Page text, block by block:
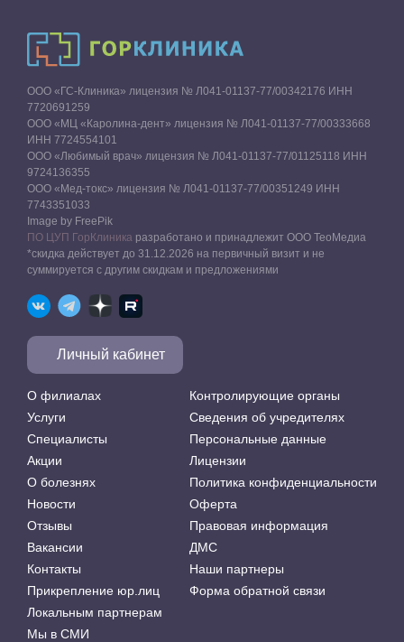
ООО «ГС-Клиника» лицензия № Л041-01137-77/00342176 ИНН
7720691259
ООО «МЦ «Каролина-дент» лицензия № Л041-01137-77/00333668
ИНН 7724554101
ООО «Любимый врач» лицензия № Л041-01137-77/01125118 ИНН
9724136355
ООО «Мед-токс» лицензия № Л041-01137-77/00351249 ИНН
7743351033
Image by FreePik
ПО ЦУП ГорКлиника разработано и принадлежит ООО ТеоМедиа
*скидка действует до 31.12.2026 на первичный визит и не
суммируется с другим скидкам и предложениями
О филиалах
Услуги
Специалисты
Акции
О болезнях
Новости
Отзывы
Вакансии
Контакты
Прикрепление юр.лиц
Локальным партнерам
Мы в СМИ
Контролирующие органы
Сведения об учредителях
Персональные данные
Лицензии
Политика конфиденциальности
Оферта
Правовая информация
ДМС
Наши партнеры
Форма обратной связи
Личный кабинет